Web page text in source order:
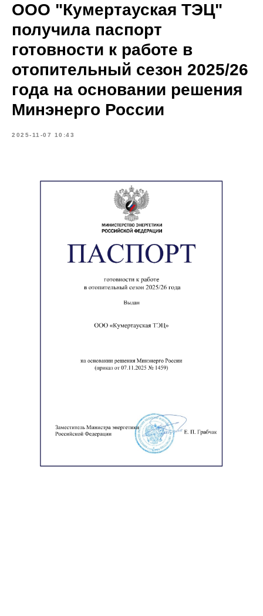
ООО "Кумертауская ТЭЦ"
получила паспорт
готовности к работе в
отопительный сезон 2025/26
года на основании решения
Минэнерго России
2025-11-07 10:43